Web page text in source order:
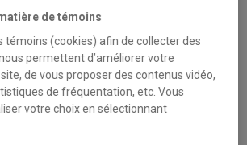
Professeure
Courriel
de témoins
témoins (cookies) afin de collecter des
permettent d’améliorer votre
de vous proposer des contenus vidéo,
de fréquentation, etc. Vous
votre choix en sélectionnant